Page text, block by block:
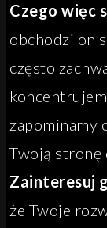
Czego więc
obchodzi on
często
zapominamy
Twoją stronę
Zainteresuj
że Twoje